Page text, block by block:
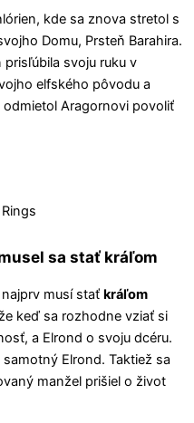
kde sa znova stretol s
Domu, Prsteň Barahira.
svoju ruku v
elfského pôvodu a
odmietol Aragornovi povoliť
sa stať kráľom
musí stať kráľom
keď sa rozhodne vziať si
a Elrond o svoju dcéru.
Elrond. Taktiež sa
manžel prišiel o život